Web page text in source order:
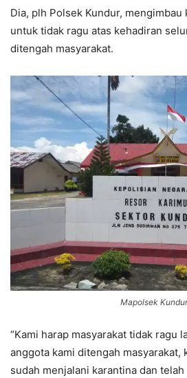
Dia, plh Polsek Kundur, mengimbau
untuk tidak ragu atas kehadiran
ditengah masyarakat.
Mapolsek Kundur
“Kami harap masyarakat tidak ragu
anggota kami ditengah masyarakat,
sudah menjalani karantina dan